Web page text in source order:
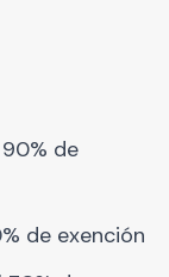
de
de exención